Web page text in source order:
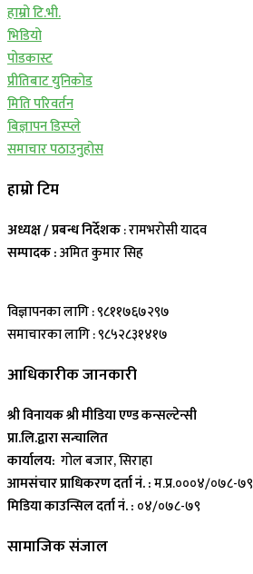
हाम्रो टि.भी.
भिडियो
पोडकास्ट
प्रीतिबाट युनिकोड
मिति परिवर्तन
बिज्ञापन डिस्प्ले
समाचार पठाउनुहोस
हाम्रो टिम
अध्यक्ष / प्रबन्ध निर्देशक: रामभरोसी यादव
सम्पादक :अमित कुमार सिह
विज्ञापनका लागि : ९८११७६७२९७
समाचारका लागि : ९८५२८३१४१७
आधिकारीक जानकारी
श्री विनायक श्री मीडिया एण्ड कन्सल्टेन्सी
प्रा.लि.द्वारा सन्चालित
कार्यालय: गोल बजार, सिराहा
आमसंचार प्राधिकरण दर्ता नं. :म.प्र.०००४/०७८-७९
मिडिया काउन्सिल दर्ता नं. : ०४/०७८-७९
सामाजिक संजाल